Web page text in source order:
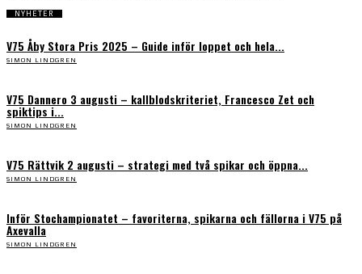
NYHETER
V75 Åby Stora Pris 2025 – Guide inför loppet och hela...
SIMON LINDGREN
V75 Dannero 3 augusti – kallblodskriteriet, Francesco Zet och
spiktips i...
SIMON LINDGREN
V75 Rättvik 2 augusti – strategi med två spikar och öppna...
SIMON LINDGREN
Inför Stochampionatet – favoriterna, spikarna och fällorna i V75 på
Axevalla
SIMON LINDGREN